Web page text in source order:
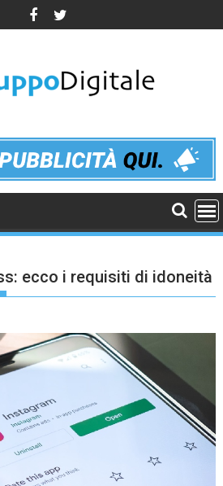
ecco i requisiti di idoneità